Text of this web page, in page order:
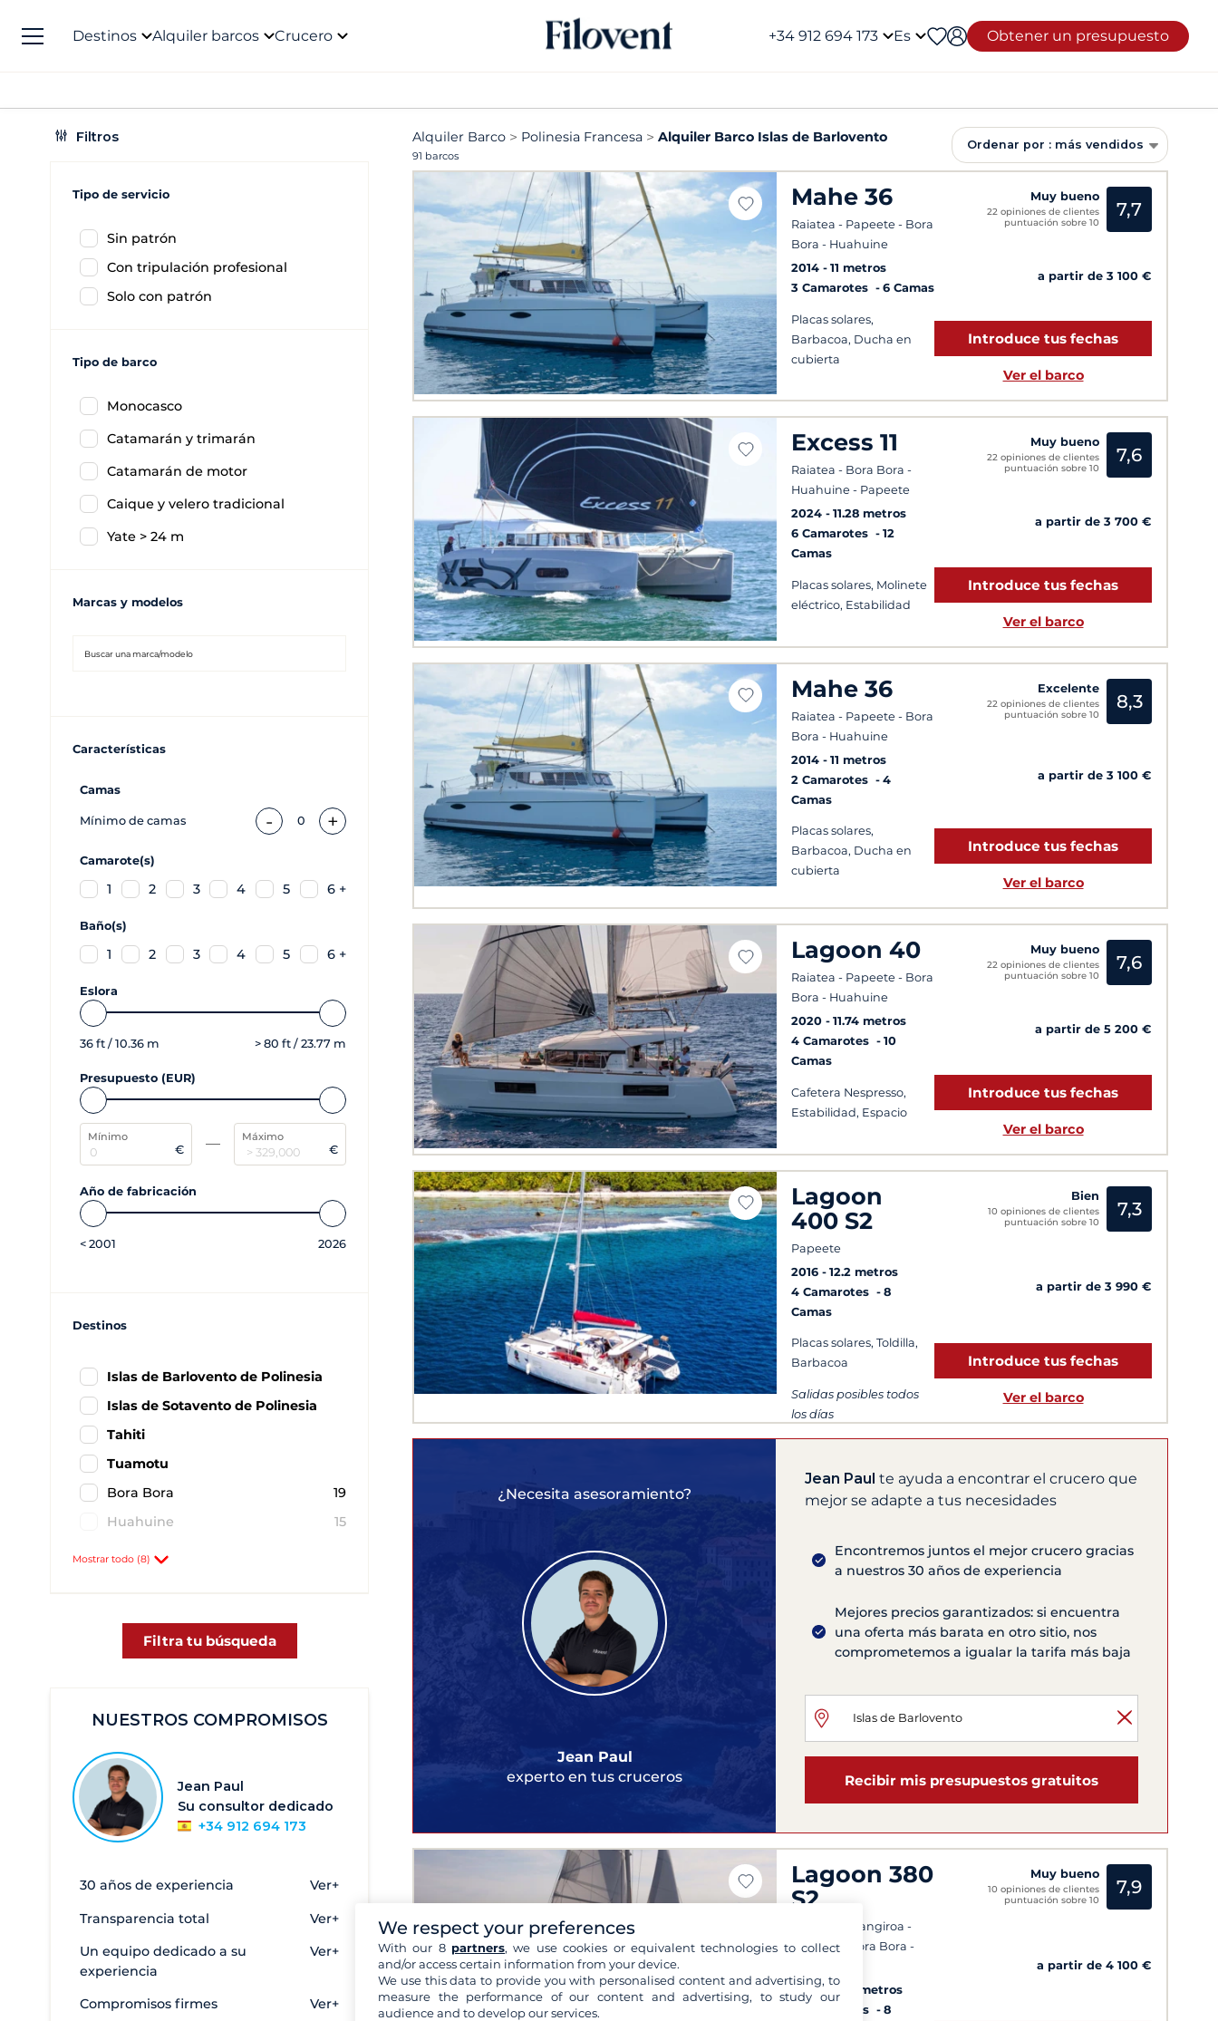
Destinos Alquiler barcos Crucero +34 912 694 173 Es Obtener un presupuesto
Filtros
Tipo de servicio
Sin patrón
Con tripulación profesional
Solo con patrón
Tipo de barco
Monocasco
Catamarán y trimarán
Catamarán de motor
Caique y velero tradicional
Yate > 24 m
Marcas y modelos
Características
Camas
Mínimo de camas - 0 +
Camarote(s)
1 2 3 4 5 6 +
Baño(s)
1 2 3 4 5 6 +
Eslora
36 ft / 10.36 m > 80 ft / 23.77 m
Presupuesto (EUR)
Mínimo
€
Máximo
€
Año de fabricación
< 2001 2026
Destinos
Islas de Barlovento de Polinesia
Islas de Sotavento de Polinesia
Tahiti
Tuamotu
Bora Bora
19
Huahuine
15
Tikehau
Mostrar todo (8)
Filtra tu búsqueda
NUESTROS COMPROMISOS
Jean Paul
Su consultor dedicado
+34 912 694 173
30 años de experiencia Ver+
Transparencia total Ver+
Un equipo dedicado a su
experiencia
Ver+
Compromisos firmes Ver+
Alquiler Barco Polinesia Francesa Alquiler Barco Islas de Barlovento
91 barcos
Ordenar por : más vendidos
Mahe 36
Raiatea - Papeete - Bora
Bora - Huahuine
2014
11 metros
3 Camarotes
6 Camas
Placas solares,
Barbacoa, Ducha en
cubierta
Muy bueno
22 opiniones de clientes
puntuación sobre 10
7,7
a partir de 3 100 €
Introduce tus fechas
Ver el barco
Excess 11
Raiatea - Bora Bora -
Huahuine - Papeete
2024
11.28 metros
6 Camarotes
12
Camas
Placas solares, Molinete
eléctrico, Estabilidad
Muy bueno
22 opiniones de clientes
puntuación sobre 10
7,6
a partir de 3 700 €
Introduce tus fechas
Ver el barco
Mahe 36
Raiatea - Papeete - Bora
Bora - Huahuine
2014
11 metros
2 Camarotes
4
Camas
Placas solares,
Barbacoa, Ducha en
cubierta
Excelente
22 opiniones de clientes
puntuación sobre 10
8,3
a partir de 3 100 €
Introduce tus fechas
Ver el barco
Lagoon 40
Raiatea - Papeete - Bora
Bora - Huahuine
2020
11.74 metros
4 Camarotes
10
Camas
Cafetera Nespresso,
Estabilidad, Espacio
Muy bueno
22 opiniones de clientes
puntuación sobre 10
7,6
a partir de 5 200 €
Introduce tus fechas
Ver el barco
Lagoon
400 S2
Papeete
2016
12.2 metros
4 Camarotes
8
Camas
Placas solares, Toldilla,
Barbacoa
Salidas posibles todos
los días
Bien
10 opiniones de clientes
puntuación sobre 10
7,3
a partir de 3 990 €
Introduce tus fechas
Ver el barco
¿Necesita asesoramiento?
Jean Paul
experto en tus cruceros
Jean Paul te ayuda a encontrar el crucero que
mejor se adapte a tus necesidades
Encontremos juntos el mejor crucero gracias
a nuestros 30 años de experiencia
Mejores precios garantizados: si encuentra
una oferta más barata en otro sitio, nos
comprometemos a igualar la tarifa más baja
Recibir mis presupuestos gratuitos
Lagoon 380
S2
Papeete - Rangiroa -
Tikehau - Bora Bora -
2017
11.73 metros
4 Camarotes
8
Muy bueno
10 opiniones de clientes
puntuación sobre 10
7,9
a partir de 4 100 €
We respect your preferences
With our 8 partners, we use cookies or equivalent technologies to collect
and/or access certain information from your device.
We use this data to provide you with personalised content and advertising, to
measure the performance of our content and advertising, to study our
audience and to develop our services.